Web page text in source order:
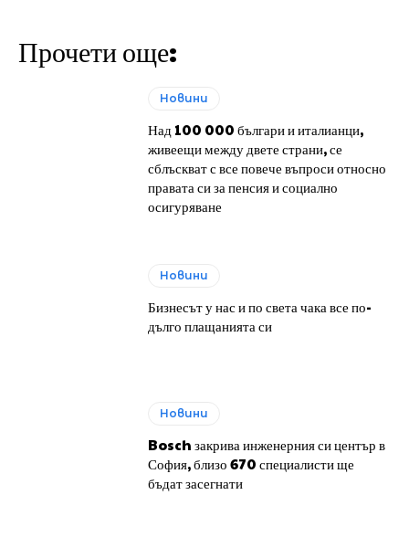
Прочети още:
Новини
Над 100 000 българи и италианци,
живеещи между двете страни, се
сблъскват с все повече въпроси относно
правата си за пенсия и социално
осигуряване
Новини
Бизнесът у нас и по света чака все по-
дълго плащанията си
Новини
Bosch закрива инженерния си център в
София, близо 670 специалисти ще
бъдат засегнати